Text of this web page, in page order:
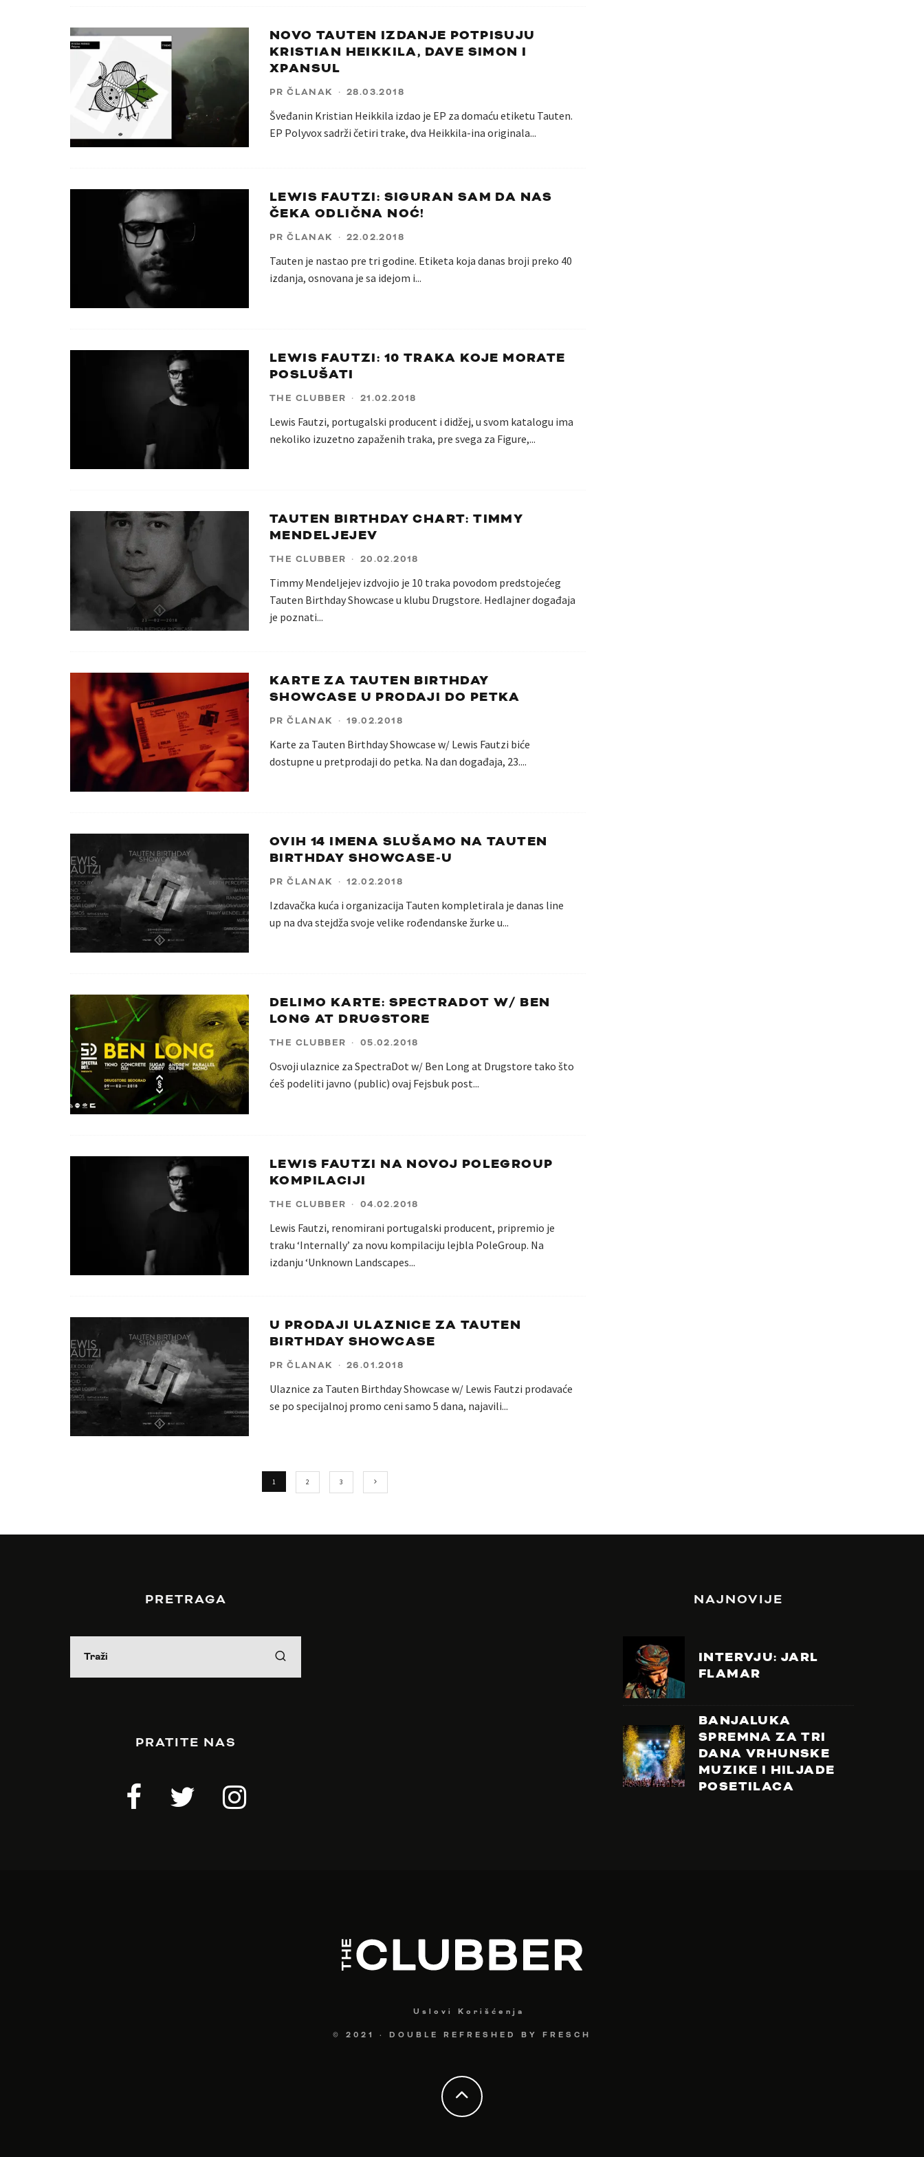
NOVO TAUTEN IZDANJE POTPISUJU
KRISTIAN HEIKKILA, DAVE SIMON I
XPANSUL
PR ČLANAK · 28.03.2018
Šveđanin Kristian Heikkila izdao je EP za domaću etiketu Tauten.
EP Polyvox sadrži četiri trake, dva Heikkila-ina originala...
LEWIS FAUTZI: SIGURAN SAM DA NAS
ČEKA ODLIČNA NOĆ!
PR ČLANAK · 22.02.2018
Tauten je nastao pre tri godine. Etiketa koja danas broji preko 40
izdanja, osnovana je sa idejom i...
LEWIS FAUTZI: 10 TRAKA KOJE MORATE
POSLUŠATI
THE CLUBBER · 21.02.2018
Lewis Fautzi, portugalski producent i didžej, u svom katalogu ima
nekoliko izuzetno zapaženih traka, pre svega za Figure,...
TAUTEN BIRTHDAY CHART: TIMMY
MENDELJEJEV
THE CLUBBER · 20.02.2018
Timmy Mendeljejev izdvojio je 10 traka povodom predstojećeg
Tauten Birthday Showcase u klubu Drugstore. Hedlajner događaja
je poznati...
KARTE ZA TAUTEN BIRTHDAY
SHOWCASE U PRODAJI DO PETKA
PR ČLANAK · 19.02.2018
Karte za Tauten Birthday Showcase w/ Lewis Fautzi biće
dostupne u pretprodaji do petka. Na dan događaja, 23....
OVIH 14 IMENA SLUŠAMO NA TAUTEN
BIRTHDAY SHOWCASE-U
PR ČLANAK · 12.02.2018
Izdavačka kuća i organizacija Tauten kompletirala je danas line
up na dva stejdža svoje velike rođendanske žurke u...
DELIMO KARTE: SPECTRADOT W/ BEN
LONG AT DRUGSTORE
THE CLUBBER · 05.02.2018
Osvoji ulaznice za SpectraDot w/ Ben Long at Drugstore tako što
ćeš podeliti javno (public) ovaj Fejsbuk post...
LEWIS FAUTZI NA NOVOJ POLEGROUP
KOMPILACIJI
THE CLUBBER · 04.02.2018
Lewis Fautzi, renomirani portugalski producent, pripremio je
traku ‘Internally’ za novu kompilaciju lejbla PoleGroup. Na
izdanju ‘Unknown Landscapes...
U PRODAJI ULAZNICE ZA TAUTEN
BIRTHDAY SHOWCASE
PR ČLANAK · 26.01.2018
Ulaznice za Tauten Birthday Showcase w/ Lewis Fautzi prodavaće
se po specijalnoj promo ceni samo 5 dana, najavili...
1 2 3
PRETRAGA
PRATITE NAS
NAJNOVIJE
INTERVJU: JARL
FLAMAR
BANJALUKA
SPREMNA ZA TRI
DANA VRHUNSKE
MUZIKE I HILJADE
POSETILACA
Uslovi Korišćenja
© 2021 · DOUBLE REFRESHED BY FRESCH